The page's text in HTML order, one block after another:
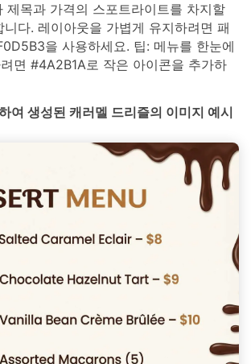
목과 가격의 스포트라이트를 차지할
다. 레이아웃을 가볍게 유지하려면 패
을 사용하세요. 팁: 메뉴를 한눈에
면 #4A2B1A로 작은 아이콘을 추가하
여 생성된 캐러멜 드리즐의 이미지 예시